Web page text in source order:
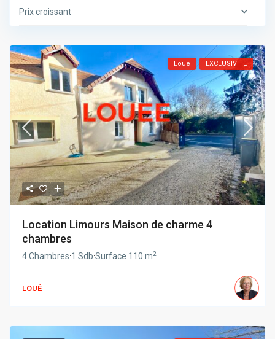
Prix croissant
Loué EXCLUSIVITE
Location Limours Maison de charme 4
chambres
4 Chambres·1 Sdb·Surface 110 m2
LOUÉ